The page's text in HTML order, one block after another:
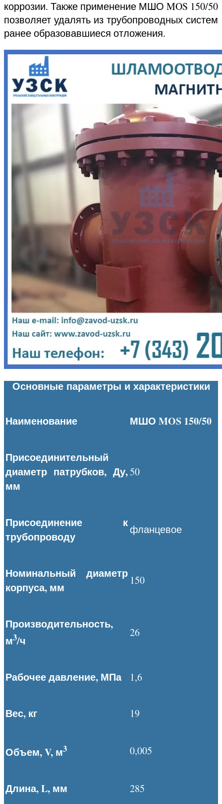
коррозии. Также применение МШО MOS 150/50
позволяет удалять из трубопроводных систем
ранее образовавшиеся отложения.
Основные параметры и характеристики
Наименование МШО MOS 150/50
Присоединительный
диаметр патрубков, Ду,
мм
50
Присоединение к
трубопроводу
фланцевое
Номинальный диаметр
корпуса, мм
150
Производительность,
м3/ч
26
Рабочее давление, МПа 1,6
Вес, кг 19
Объем,V, м3 0,005
Длина,L, мм 285